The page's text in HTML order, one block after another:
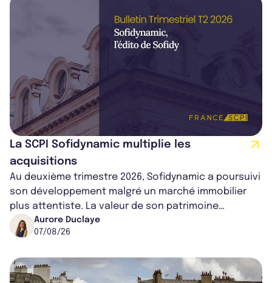
La SCPI Sofidynamic multiplie les
acquisitions
Au deuxième trimestre 2026, Sofidynamic a poursuivi
son développement malgré un marché immobilier
plus attentiste. La valeur de son patrimoine
progresse de 3,8% à périmètre constan...
Aurore Duclaye
07/08/26